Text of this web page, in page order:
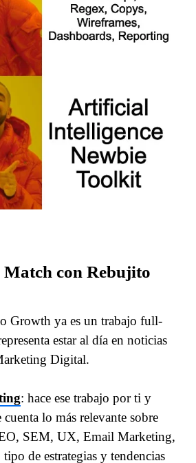
Match con Rebujito
Growth ya es un trabajo full-
estar al día en noticias
Digital.
: hace ese trabajo por ti y
cuenta lo más relevante sobre
SEM, UX, Email Marketing,
de estrategias y tendencias